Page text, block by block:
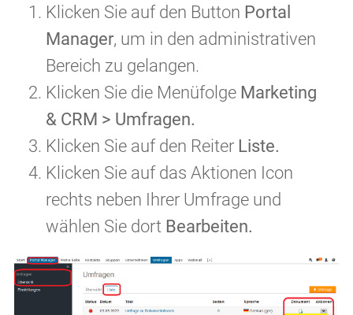
Klicken Sie auf den Button Portal
Manager, um in den administrativen
Bereich zu gelangen.
Klicken Sie die Menüfolge Marketing
& CRM > Umfragen.
Klicken Sie auf den Reiter Liste.
Klicken Sie auf das Aktionen Icon
rechts neben Ihrer Umfrage und
wählen Sie dort Bearbeiten.